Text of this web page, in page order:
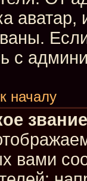
аватар,
с
началу
вами